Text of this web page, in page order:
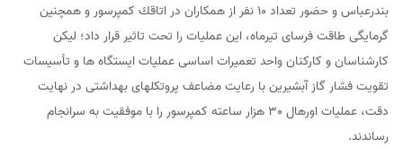
بندرعباس و حضور تعداد 10 نفر از همكاران در اتاقك كمپرسور و همچنين
گرمايگی طاقت فرسای تيرماه، اين عمليات را تحت تاثير قرار داد؛ ليكن
كارشناسان و كاركنان واحد تعميرات اساسی عمليات ايستگاه ها و تأسيسات
تقويت فشار گاز آبشيرين با رعايت مضاعف پروتكلهای بهداشتی در نهايت
دقت، عمليات اورهال 30 هزار ساعته كمپرسور را با موفقيت به سرانجام
رساندند.